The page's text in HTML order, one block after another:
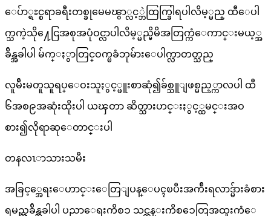
ေပ်ာ္ရႊင္စရာခရီးတစ္ခုမေမၽွာ္လင့္ဘဲထြက္ခြါရပါလိမ့္မည္ ထီေပါ
က္သကဲ့သို႔ေငြအစုအပုံဝင္လာပါလိမ့္မည္မိမိအတြက္ကံေကာင္းမယ့္အ
ခ်ိန္အခါပါ မ်က္ႏွာတြင္ဝက္ၿခံဘုမ်ားေပါက္လာတတ္သည္
လူမ်ိဴးမတူသူရပ္ေဝးသူႏွင့္ဖူးစာဆုံ၍ခ်စ္သူျဖစ္မည့္ကာလပါ ထီ
၆အစ၉အဆုံးထိုးပါ ယၾတာ ဆိတ္သားဟင္းႏွင့္ထမင္းအဝ
စား၍လိုရာဆုေတာင္းပါ
တနလၤာသားသမီး
အခြင့္အေရးေဟာင္းေတြျပန္ေပၚၿပီးအက်ိဴးရလာဒ္မ်ားခံစား
ရမည့္အခ်ိန္အခါပါ ပညာေရးကိစၥ သင္တန္းကိစၥေတြအထူးကံေ